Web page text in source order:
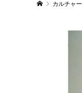
カルチャー